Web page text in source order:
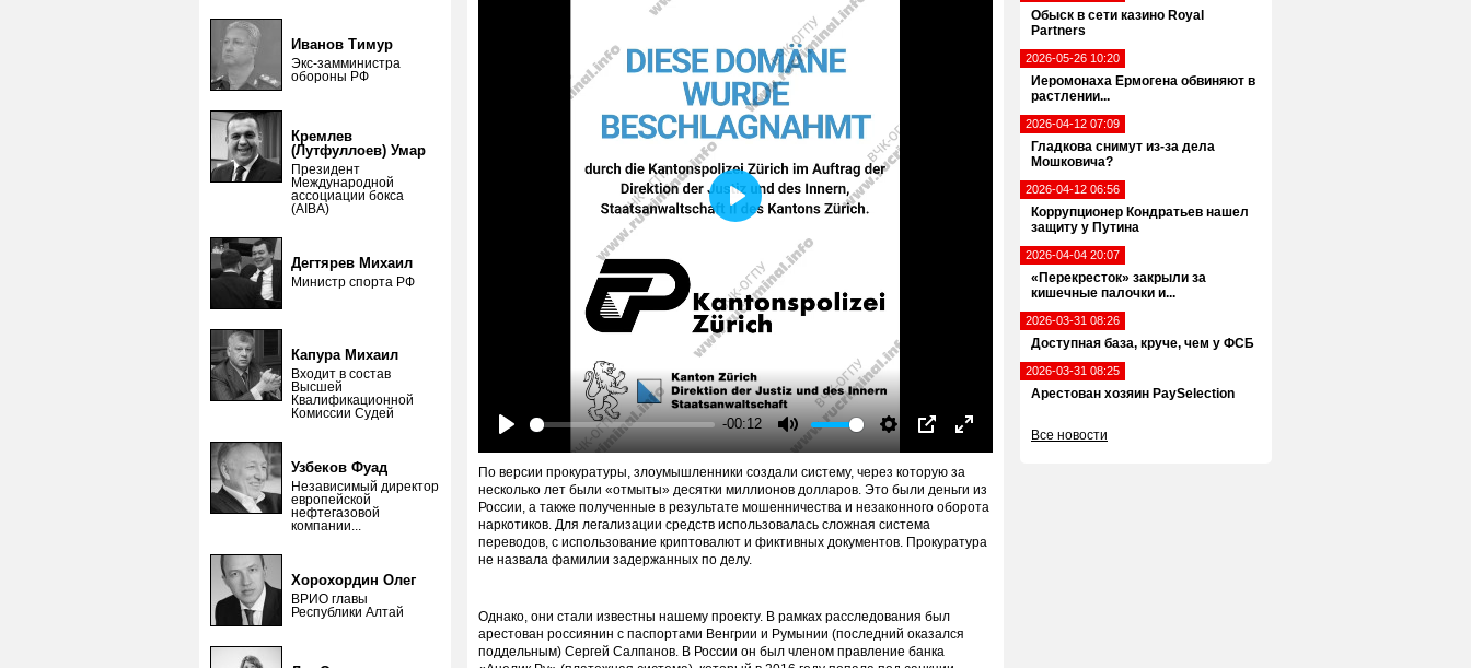
Обыск в сети казино Royal
Partners
2026-05-26 10:20
Иеромонаха Ермогена обвиняют в
растлении...
2026-04-12 07:09
Гладкова снимут из-за дела
Мошковича?
2026-04-12 06:56
Коррупционер Кондратьев нашел
защиту у Путина
2026-04-04 20:07
«Перекресток» закрыли за
кишечные палочки и...
2026-03-31 08:26
Доступная база, круче, чем у ФСБ
2026-03-31 08:25
Арестован хозяин PaySelection
Все новости
Иванов Тимур
Экс-замминистра
обороны РФ
Кремлев
(Лутфуллоев) Умар
Президент
Международной
ассоциации бокса
(AIBA)
Дегтярев Михаил
Министр спорта РФ
Капура Михаил
Входит в состав
Высшей
Квалификационной
Комиссии Судей
Узбеков Фуад
Независимый директор
европейской
нефтегазовой
компании...
Хорохордин Олег
ВРИО главы
Республики Алтай
-00:12
Mute
Play
По версии прокуратуры, злоумышленники создали систему, через которую за
несколько лет были «отмыты» десятки миллионов долларов. Это были деньги из
России, а также полученные в результате мошенничества и незаконного оборота
наркотиков. Для легализации средств использовалась сложная система
переводов, с использование криптовалют и фиктивных документов. Прокуратура
не назвала фамилии задержанных по делу.
Однако, они стали известны нашему проекту. В рамках расследования был
арестован россиянин с паспортами Венгрии и Румынии (последний оказался
поддельным) Сергей Салпанов. В России он был членом правление банка